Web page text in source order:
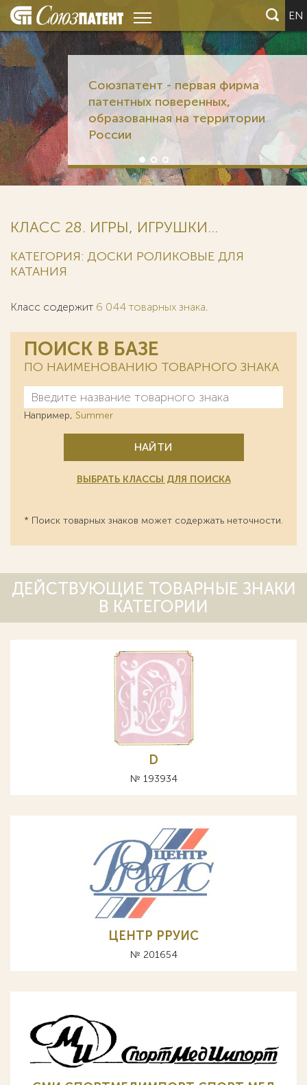
EN
Союзпатент - первая фирма
патентных поверенных,
образованная на территории
России
КЛАСС 28. ИГРЫ, ИГРУШКИ...
КАТЕГОРИЯ: ДОСКИ РОЛИКОВЫЕ ДЛЯ
КАТАНИЯ
Класс содержит 6 044 товарных знака.
ПОИСК В БАЗЕ
ПО НАИМЕНОВАНИЮ ТОВАРНОГО ЗНАКА
Например, Summer
НАЙТИ
ВЫБРАТЬ КЛАССЫ ДЛЯ ПОИСКА
* Поиск товарных знаков может содержать неточности.
ДЕЙСТВУЮЩИЕ ТОВАРНЫЕ ЗНАКИ
В КАТЕГОРИИ
D
№ 193934
ЦЕНТР РРУИС
№ 201654